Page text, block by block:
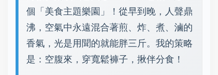
個「美食主題樂園」！從早到晚，人聲鼎
沸，空氣中永遠混合著煎、炸、煮、滷的
香氣，光是用聞的就能胖三斤。我的策略
是：空腹來，穿寬鬆褲子，揪伴分食！